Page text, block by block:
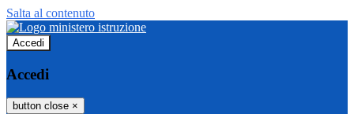
Salta al contenuto
Accedi
Accedi
button close ×